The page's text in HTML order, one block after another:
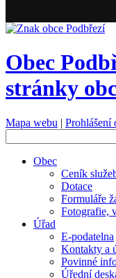
Obec
stránky
Mapa webu | Prohlášení
Obec
Ceník
Dotace
Formuláře
Fotografie,
Úřad
E-podatelna
Kontakty a
Povinné
Úřední